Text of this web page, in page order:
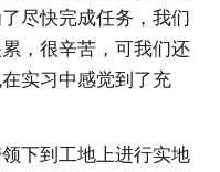
尽快完成任务，我们
，很辛苦，可我们还
实习中感觉到了充
下到工地上进行实地